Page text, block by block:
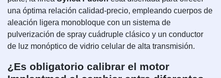
una óptima relación calidad-precio, empleando cuerpos de
aleación ligera monobloque con un sistema de
pulverización de spray cuádruple clásico y un conductor
de luz monóptico de vidrio celular de alta transmisión.
¿Es obligatorio calibrar el motor